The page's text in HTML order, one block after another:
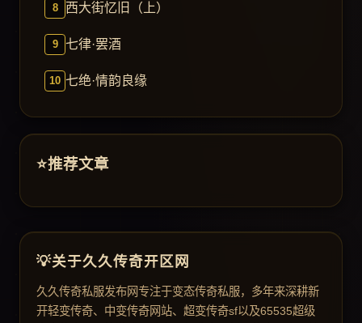
西大街忆旧（上）
七律·罢酒
七绝·情韵良缘
推荐文章
关于久久传奇开区网
久久传奇私服发布网专注于变态传奇私服，多年来深耕新
开轻变传奇、中变传奇网站、超变传奇sf以及65535超级